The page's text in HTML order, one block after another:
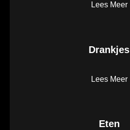
Eten
Drankjes
Lees Meer
Lees Meer